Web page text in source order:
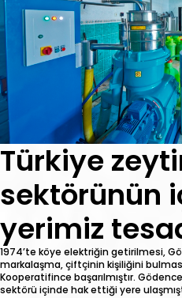
Türkiye
sektörünün
yerimiz
1974’te köye elektriğin getirilmesi,
markalaşma, çiftçinin kişiliğini
Kooperatifince başarılmıştır.
sektörü içinde hak ettiği yere